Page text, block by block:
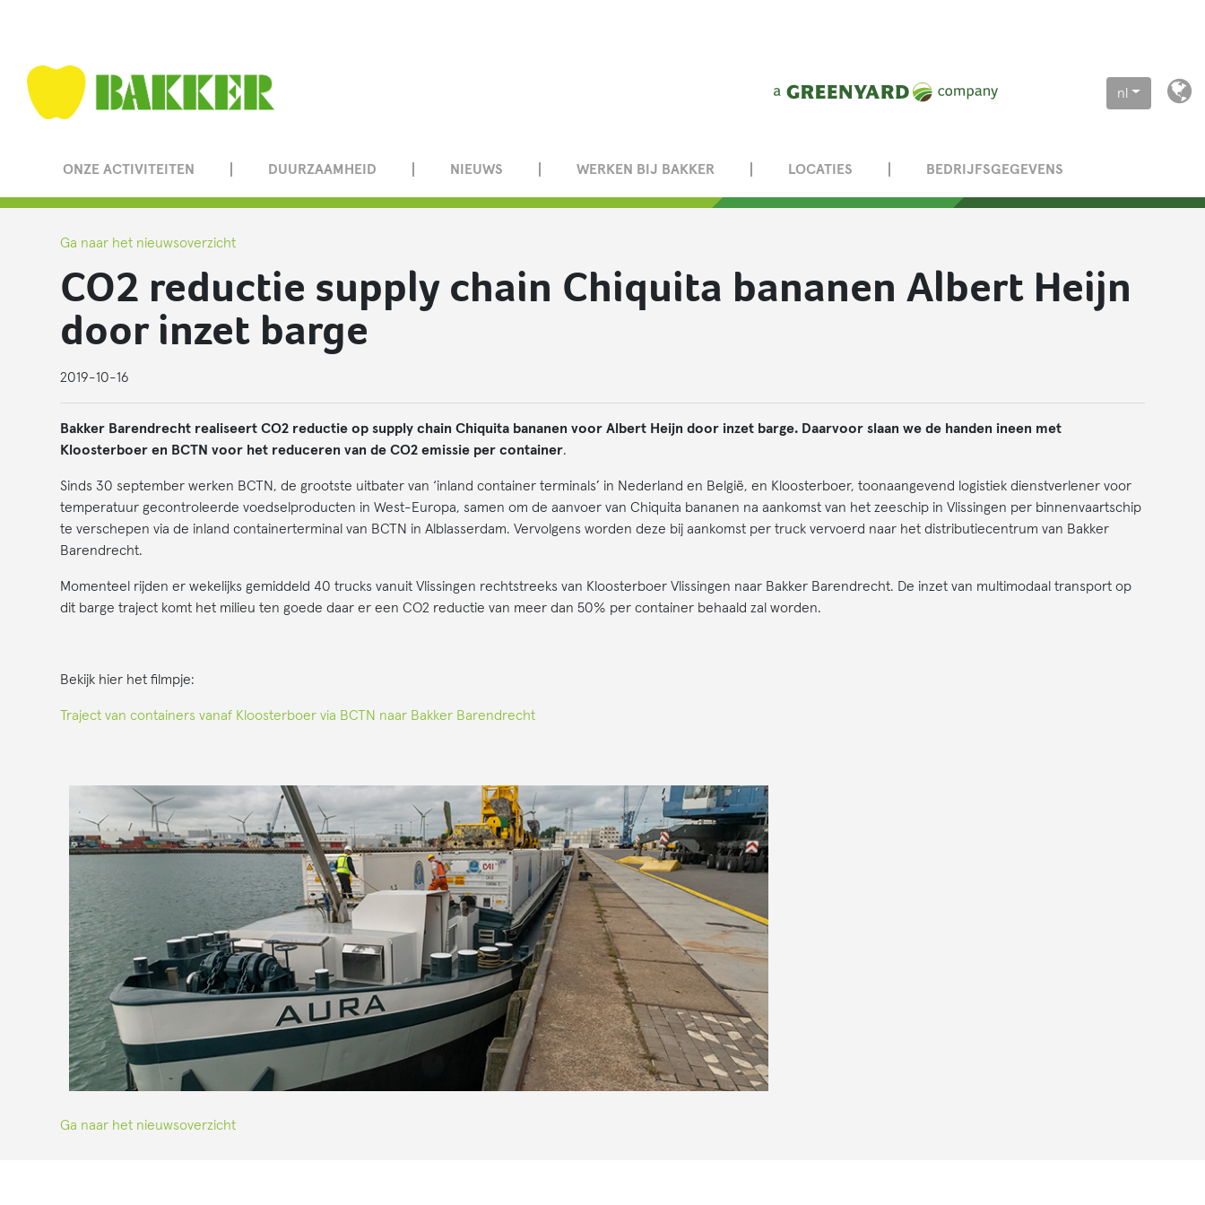
nl
ONZE ACTIVITEITEN DUURZAAMHEID NIEUWS WERKEN BIJ BAKKER LOCATIES BEDRIJFSGEGEVENS
Ga naar het nieuwsoverzicht
CO2 reductie supply chain Chiquita bananen Albert Heijn
door inzet barge
2019-10-16
Bakker Barendrecht realiseert CO2 reductie op supply chain Chiquita bananen voor Albert Heijn door inzet barge. Daarvoor slaan we de handen ineen met
Kloosterboer en BCTN voor het reduceren van de CO2 emissie per container.
Sinds 30 september werken BCTN, de grootste uitbater van ‘inland container terminals’ in Nederland en België, en Kloosterboer, toonaangevend logistiek dienstverlener voor
temperatuur gecontroleerde voedselproducten in West-Europa, samen om de aanvoer van Chiquita bananen na aankomst van het zeeschip in Vlissingen per binnenvaartschip
te verschepen via de inland containerterminal van BCTN in Alblasserdam. Vervolgens worden deze bij aankomst per truck vervoerd naar het distributiecentrum van Bakker
Barendrecht.
Momenteel rijden er wekelijks gemiddeld 40 trucks vanuit Vlissingen rechtstreeks van Kloosterboer Vlissingen naar Bakker Barendrecht. De inzet van multimodaal transport op
dit barge traject komt het milieu ten goede daar er een CO2 reductie van meer dan 50% per container behaald zal worden.
Bekijk hier het filmpje:
Traject van containers vanaf Kloosterboer via BCTN naar Bakker Barendrecht
Ga naar het nieuwsoverzicht